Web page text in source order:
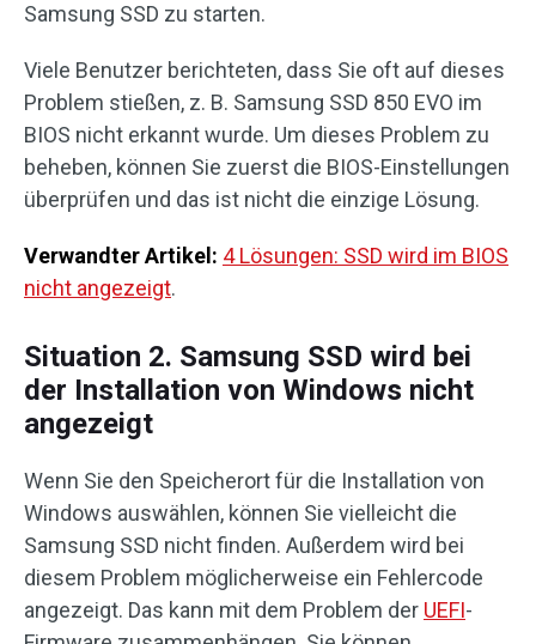
Samsung SSD zu starten.
Viele Benutzer berichteten, dass Sie oft auf dieses
Problem stießen, z. B. Samsung SSD 850 EVO im
BIOS nicht erkannt wurde. Um dieses Problem zu
beheben, können Sie zuerst die BIOS-Einstellungen
überprüfen und das ist nicht die einzige Lösung.
Verwandter Artikel: 4 Lösungen: SSD wird im BIOS
nicht angezeigt.
Situation 2. Samsung SSD wird bei
der Installation von Windows nicht
angezeigt
Wenn Sie den Speicherort für die Installation von
Windows auswählen, können Sie vielleicht die
Samsung SSD nicht finden. Außerdem wird bei
diesem Problem möglicherweise ein Fehlercode
angezeigt. Das kann mit dem Problem der UEFI-